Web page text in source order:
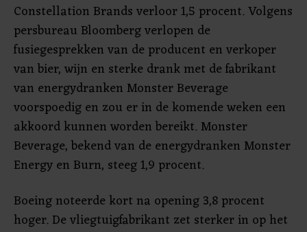
Constellation Brands verloor 1,5 procent. Volgens
persbureau Bloomberg verlopen de
fusiegesprekken van de producent en verkoper
van bier, wijn en sterke drank met de fabrikant
van energydranken Monster Beverage
voorspoedig en zou er in de komende weken een
akkoord kunnen worden bereikt. Monster
Beverage, bekend van de energydranken Monster
Energy en Burn, steeg 1,9 procent.
Boeing noteerde kort na opening 3,8 procent
hoger. De vliegtuigfabrikant zet sterker in op het